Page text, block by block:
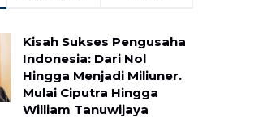
Kisah Sukses Pengusaha
Indonesia: Dari Nol
Hingga Menjadi Miliuner.
Mulai Ciputra Hingga
William Tanuwijaya